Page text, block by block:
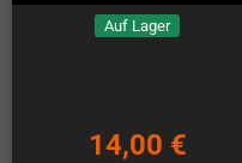
Auf Lager
14,00 €